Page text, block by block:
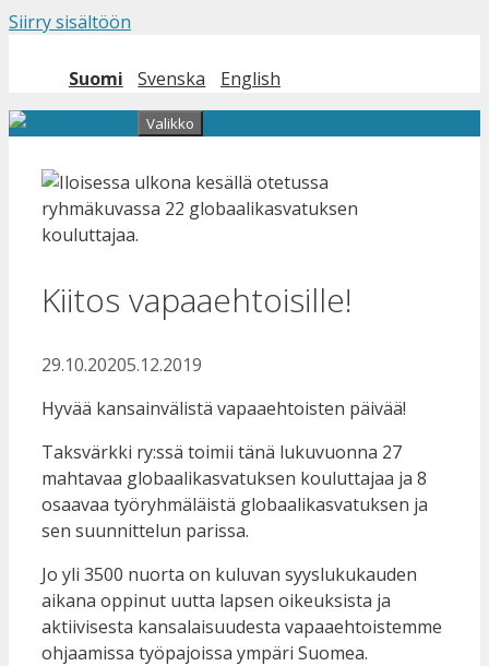
Siirry sisältöön
Suomi Svenska English
Valikko
Kiitos vapaaehtoisille!
29.10.20205.12.2019
Hyvää kansainvälistä vapaaehtoisten päivää!
Taksvärkki ry:ssä toimii tänä lukuvuonna 27
mahtavaa globaalikasvatuksen kouluttajaa ja 8
osaavaa työryhmäläistä globaalikasvatuksen ja
sen suunnittelun parissa.
Jo yli 3500 nuorta on kuluvan syyslukukauden
aikana oppinut uutta lapsen oikeuksista ja
aktiivisesta kansalaisuudesta vapaaehtoistemme
ohjaamissa työpajoissa ympäri Suomea.